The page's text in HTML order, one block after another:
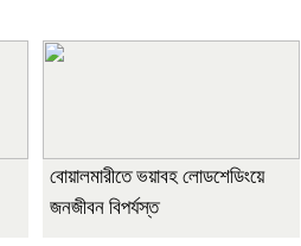
বোয়ালমারীতে ভয়াবহ লোডশেডিংয়ে
জনজীবন বিপর্যস্ত